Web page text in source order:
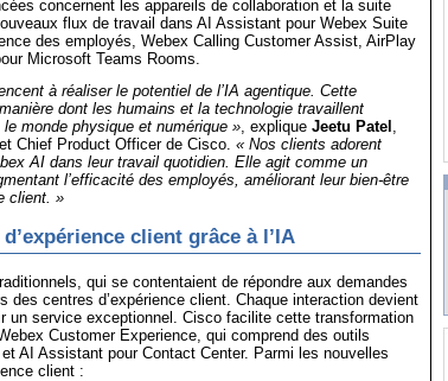
concernent les appareils de collaboration et la suite
flux de travail dans AI Assistant pour Webex Suite
des employés, Webex Calling Customer Assist, AirPlay
Microsoft Teams Rooms.
à réaliser le potentiel de l’IA agentique. Cette
dont les humains et la technologie travaillent
monde physique et numérique », explique Jeetu Patel ,
Chief Product Officer de Cisco. « Nos clients adorent
AI dans leur travail quotidien. Elle agit comme un
l’efficacité des employés, améliorant leur bien-être
client. »
client grâce à l’IA
qui se contentaient de répondre aux demandes
des centres d’expérience client. Chaque interaction devient
un service exceptionnel. Cisco facilite cette transformation
Customer Experience, qui comprend des outils
AI Assistant pour Contact Center. Parmi les nouvelles
client :